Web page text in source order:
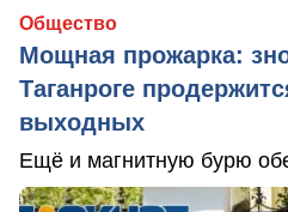
Общество
Мощная прожарка:
Таганроге
выходных
Ещё и магнитную бурю